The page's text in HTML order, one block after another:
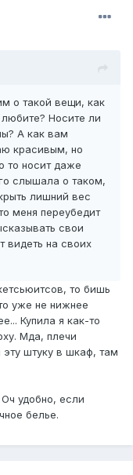
о такой вещи, как
Носите ли
А как вам
красивым, но
то носит даже
слышала о таком,
лишний вес
меня переубедит
свои
видеть на своих
то бишь
уже не нижнее
Купила я как-то
Мда, плечи
эту штуку в шкаф, там
удобно, если
белье.